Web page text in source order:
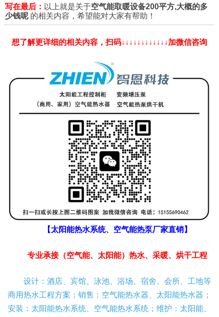
写在最后： 以上就是关于空气能取暖设备200平方,大概的多
少钱呢 的相关内容，希望能对大家有帮助！
想了解更详细的相关内容，扫码↓↓↓↓↓↓↓↓↓↓↓↓加微信咨询
【太阳能热水系统、空气能热泵厂家直销】
专业承接（空气能、太阳能）热水、采暖、烘干工程
设计：酒店、宾馆、泳池、浴场、宿舍、会所、工地等
商用热水工程方案；销售：空气能热水器、太阳能热水器；
安装：太阳能热水系统、空气能热水系统；维护：太阳能、